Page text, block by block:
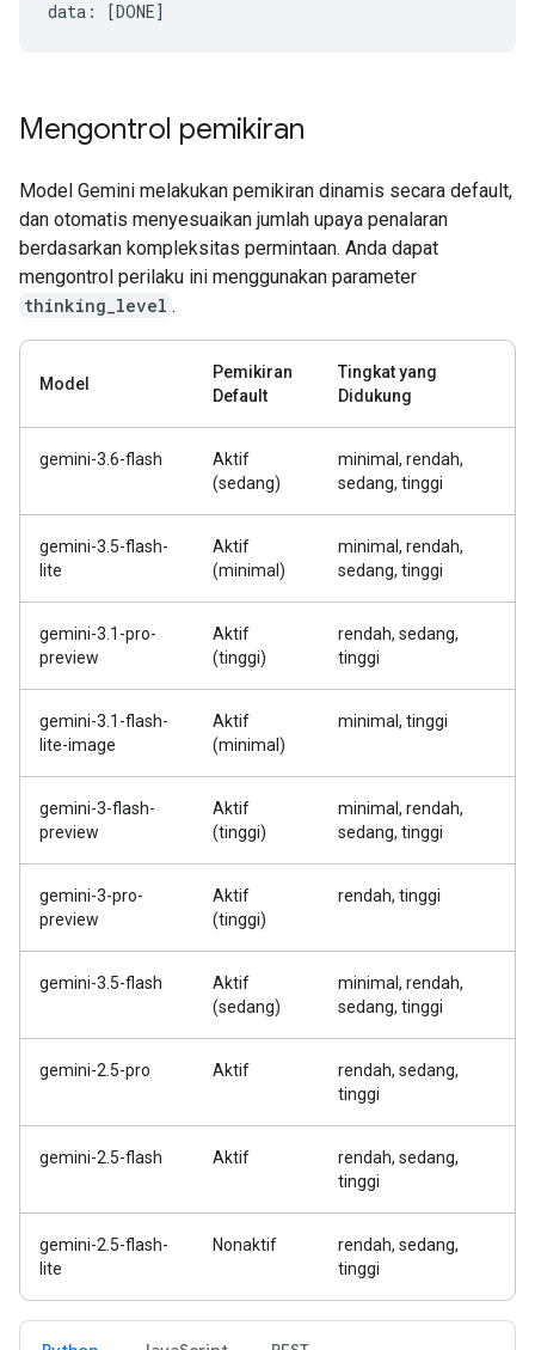
Mengontrol pemikiran
Model Gemini melakukan pemikiran dinamis secara default,
dan otomatis menyesuaikan jumlah upaya penalaran
berdasarkan kompleksitas permintaan. Anda dapat
mengontrol perilaku ini menggunakan parameter
thinking_level .
Model
Pemikiran
Default
Tingkat yang
Didukung
gemini-3.6-flash
Aktif
(sedang)
minimal, rendah,
sedang, tinggi
gemini-3.5-flash-
lite
Aktif
(minimal)
minimal, rendah,
sedang, tinggi
gemini-3.1-pro-
preview
Aktif
(tinggi)
rendah, sedang,
tinggi
gemini-3.1-flash-
lite-image
Aktif
(minimal)
minimal, tinggi
gemini-3-flash-
preview
Aktif
(tinggi)
minimal, rendah,
sedang, tinggi
gemini-3-pro-
preview
Aktif
(tinggi)
rendah, tinggi
gemini-3.5-flash
Aktif
(sedang)
minimal, rendah,
sedang, tinggi
gemini-2.5-pro Aktif
rendah, sedang,
tinggi
gemini-2.5-flash Aktif
rendah, sedang,
tinggi
gemini-2.5-flash-
lite
Nonaktif
rendah, sedang,
tinggi